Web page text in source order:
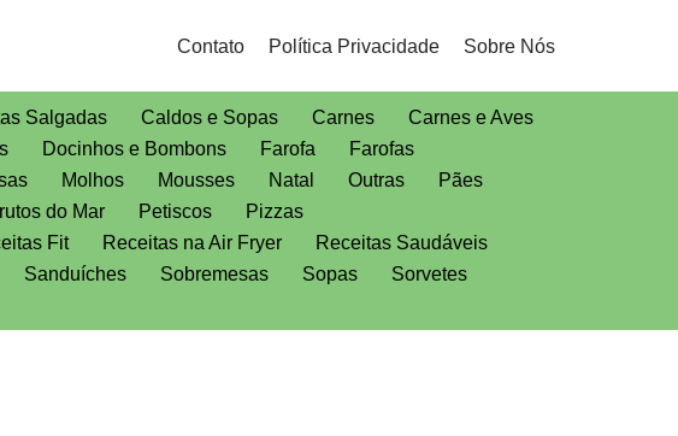
Contato Política Privacidade Sobre Nós
Salgadas Caldos e Sopas Carnes
Carnes e Aves
Docinhos e Bombons Farofa
Farofas
Molhos Mousses Natal Outras
Pães
do Mar Petiscos
Pizzas
Fit Receitas na Air Fryer
Receitas Saudáveis
Sanduíches Sobremesas Sopas
Sorvetes